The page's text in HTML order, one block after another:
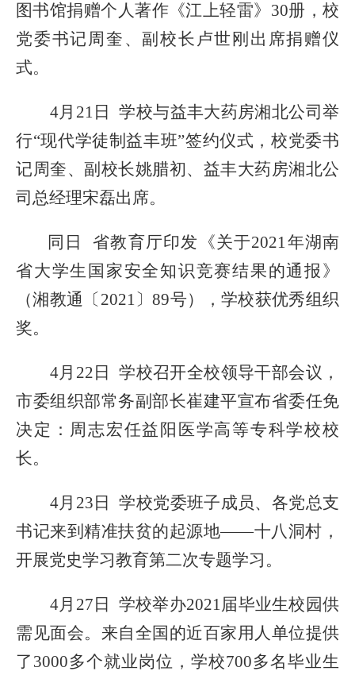
图书馆捐赠个人著作 《江上轻雷》 30册，校
党委书记周奎、副校长卢世刚出席捐赠仪
式。
4月21日 学校与益丰大药房湘北公司举
行“现代学徒制益丰班”签约仪式，校党委书
记周奎、 副校长姚腊初、益丰大药房湘北公
司总经理宋磊出席。
同日 省教育厅印发《关于2021年湖南
省大学生国家安全知识竞赛结果的通报 》
（湘教通〔 2021〕89号），学校获优秀组织
奖。
4月22日 学校召开全校领导干部会议，
市委组织部常务副部长崔建平宣布省委任免
决定：周志宏任益阳医学高等专科学校校
长。
4月23日 学校党委班子成员、 各党总支
书记来到精准扶贫的起源地——十八洞村，
开展党史学习教育第二次专题学习 。
4月27日 学校举办2021届毕业生校园供
需见面会。来自全国 的近百家用人单位提供
了 3000多个就业岗位，学校700多名毕业生